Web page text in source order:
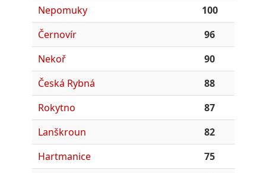
Nepomuky
100
Černovír
96
Nekoř
90
Česká Rybná
88
Rokytno
87
Lanškroun
82
Hartmanice
75